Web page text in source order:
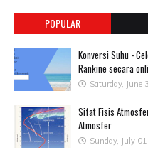
POPULAR
Konversi Suhu -
Rankine secara
Saturday, June
Sifat Fisis
Atmosfer
Sunday, July